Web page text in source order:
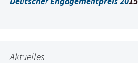
Aktuelles